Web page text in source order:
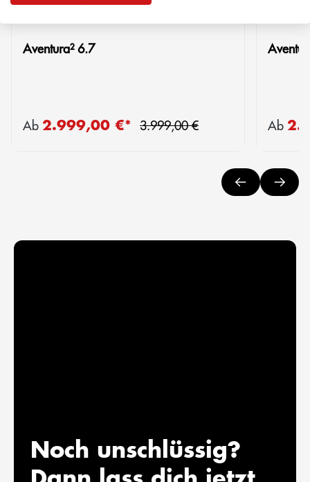
Aventura² 6.7
Verkaufspreis:
Ab 2.999,00 €* Regulärer Preis:
3.999,00 € Ab
Noch unschlüssig?